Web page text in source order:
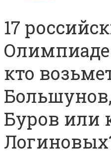
17
кто
Буров или